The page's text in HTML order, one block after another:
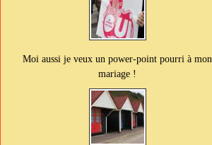
Moi aussi je veux un power-point pourri à mon
mariage !